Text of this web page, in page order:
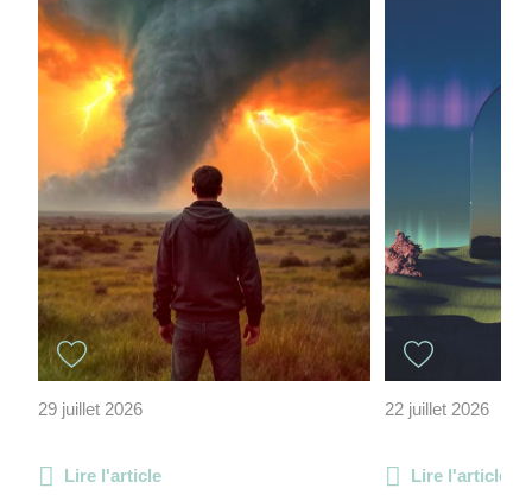
29 juillet 2026
Lire l'article
22 juillet 2026
Lire l'article